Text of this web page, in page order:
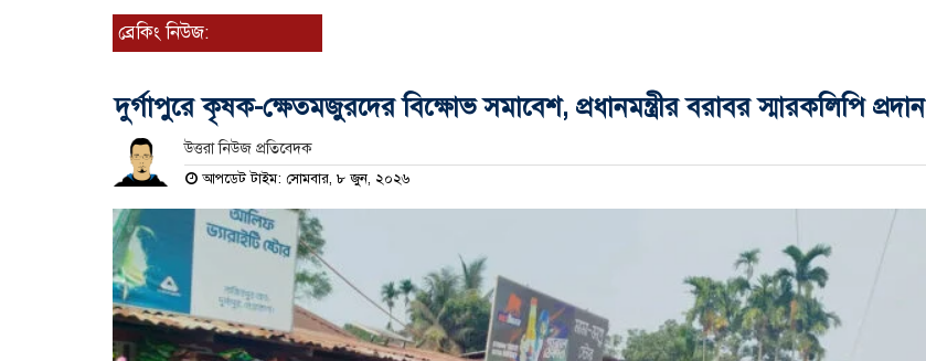
ব্রেকিং নিউজ:
দুর্গাপুরে কৃষক-ক্ষেতমজুরদের বিক্ষোভ সমাবেশ, প্রধানমন্ত্রীর বরাবর স্মারকলিপি প্রদান
উত্তরা নিউজ প্রতিবেদক
আপডেট টাইম: সোমবার, ৮ জুন, ২০২৬